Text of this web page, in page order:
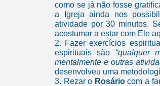
como se já não fosse
a Igreja ainda nos
atividade por 30 minutos.
acostumar a estar com Ele
2. Fazer exercícios
espirituais são “qualquer
mentalmente e outras
desenvolveu uma
3. Rezar o Rosáriocom a